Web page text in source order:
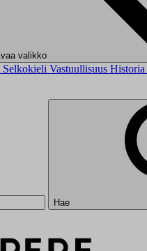
valikko
Selkokieli Vastuullisuus Historia
Hae